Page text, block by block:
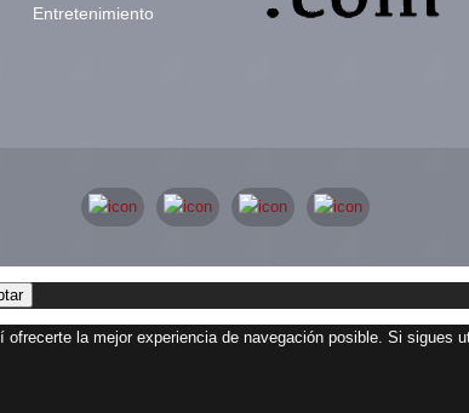
Entretenimiento
la mejor experiencia de navegación posible. Si